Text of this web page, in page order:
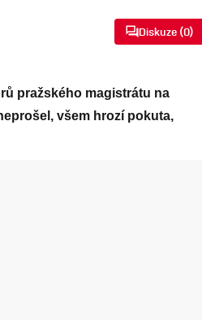
Diskuze (0)
pražského magistrátu na
všem hrozí pokuta,